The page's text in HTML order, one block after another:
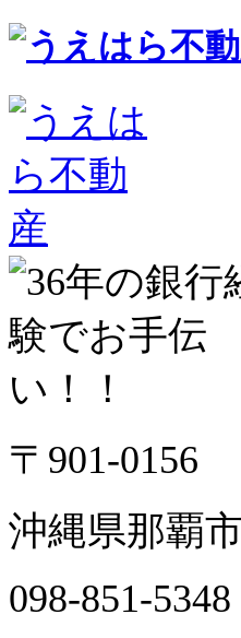
〒901-0156
沖縄県那覇
098-851-5348